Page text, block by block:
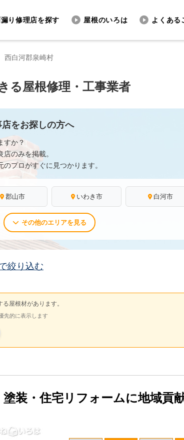
り修理店を探す 屋根のいろは よくある
西白河郡泉崎村
る屋根修理・工事業者
をお探しの方へ
すか？
のみを掲載。
プロがすぐに見つかります。
郡山市 いわき市 白河市
その他のエリアを見る
絞り込む
屋根材があります。
先的に表示します
装・住宅リフォームに地域貢